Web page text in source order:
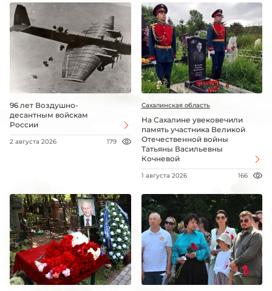
96 лет Воздушно-
десантным войскам
России
2 августа 2026 179
Сахалинская область
На Сахалине увековечили
память участника Великой
Отечественной войны
Татьяны Васильевны
Кочневой
1 августа 2026 166